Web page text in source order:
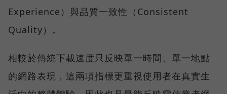
Experience）與品質一致性（Consistent
Quality）。
相較於傳統下載速度只反映單一時間、單一地點
的網路表現，這兩項指標更重視使用者在真實生